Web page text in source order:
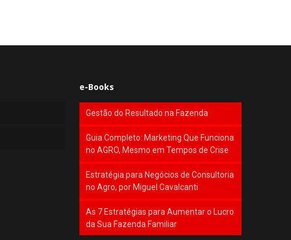
e-Books
Gestão do Resultado na Fazenda
Guia Completo: Marketing Que Funciona
no AGRO, Mesmo em Tempos de Crise
Estratégia para Negócios de Consultoria
no Agro, por Miguel Cavalcanti
As 7 Estratégias para Aumentar o Lucro
da Sua Fazenda Familiar